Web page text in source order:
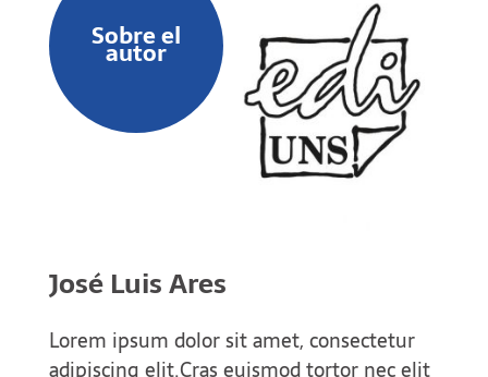
Sobre el
autor
José Luis Ares
Lorem ipsum dolor sit amet, consectetur
adipiscing elit.Cras euismod tortor nec elit